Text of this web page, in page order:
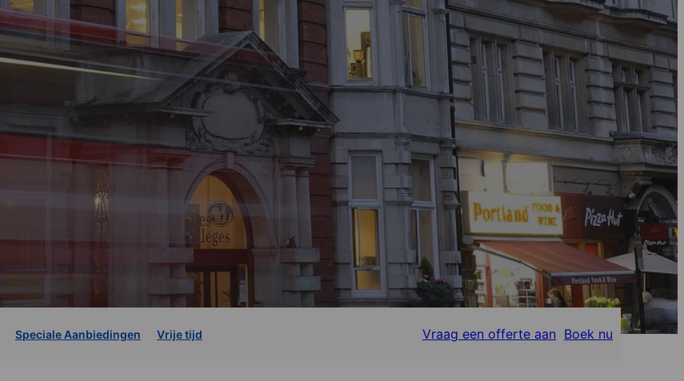
Speciale Aanbiedingen Vrije tijd Vraag een offerte aan Boek nu